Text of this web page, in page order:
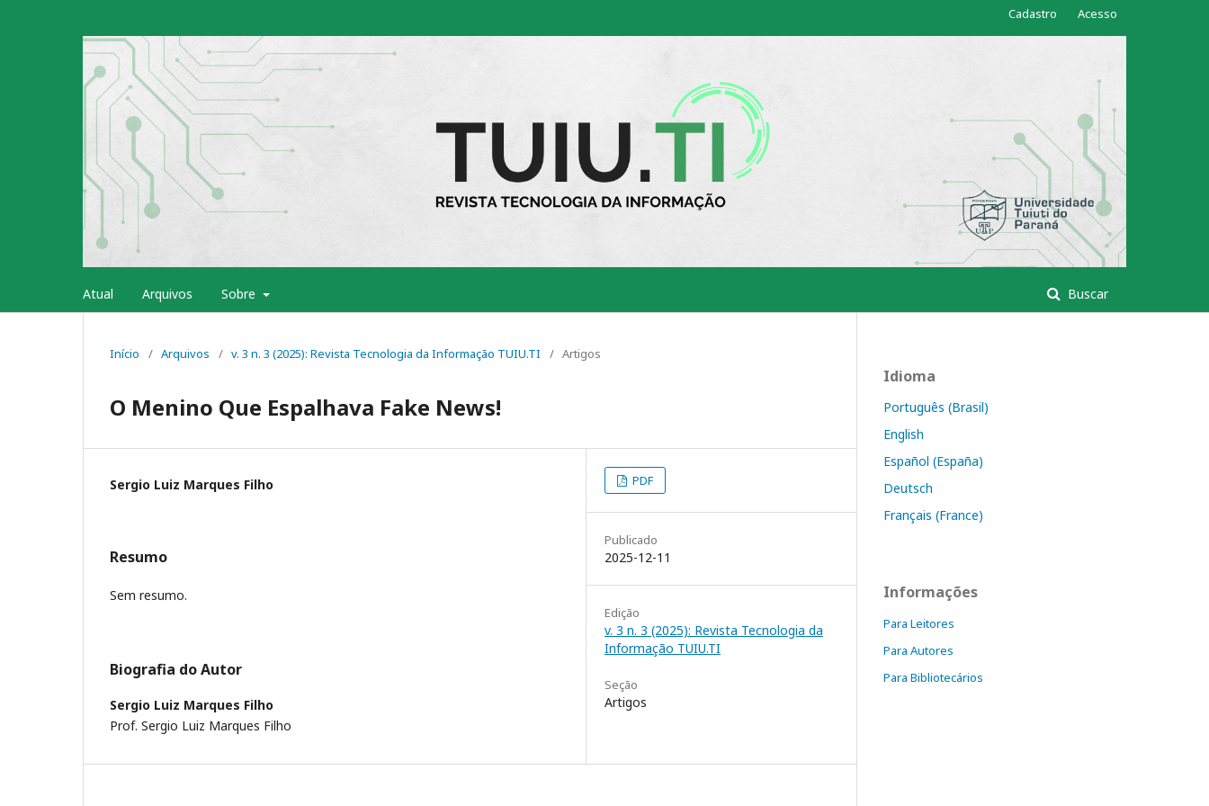
Atual Arquivos Sobre Buscar
Cadastro Acesso
Início / Arquivos / v. 3 n. 3 (2025): Revista Tecnologia da Informação TUIU.TI / Artigos
O Menino Que Espalhava Fake News!
Sergio Luiz Marques Filho
Resumo
Sem resumo.
Biografia do Autor
Sergio Luiz Marques Filho
Prof. Sergio Luiz Marques Filho
PDF
Publicado
2025-12-11
Edição
v. 3 n. 3 (2025): Revista Tecnologia da
Informação TUIU.TI
Seção
Artigos
Idioma
Português (Brasil)
English
Español (España)
Deutsch
Français (France)
Informações
Para Leitores
Para Autores
Para Bibliotecários